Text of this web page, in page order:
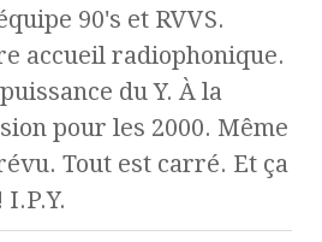
90's et RVVS.
accueil radiophonique.
du Y. À la
pour les 2000. Même
Tout est carré. Et ça